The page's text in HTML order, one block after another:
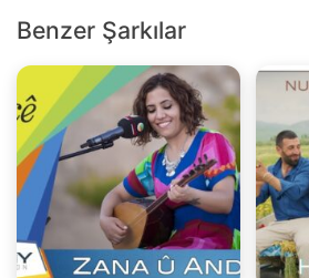
Benzer Şarkılar